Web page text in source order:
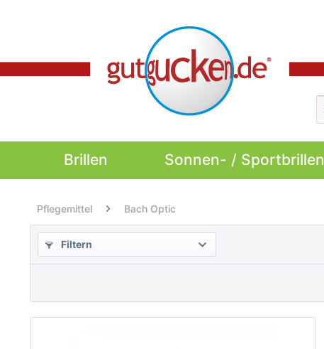
Brillen Sonnen- / Sportbrillen
Pflegemittel Bach Optic
Filtern